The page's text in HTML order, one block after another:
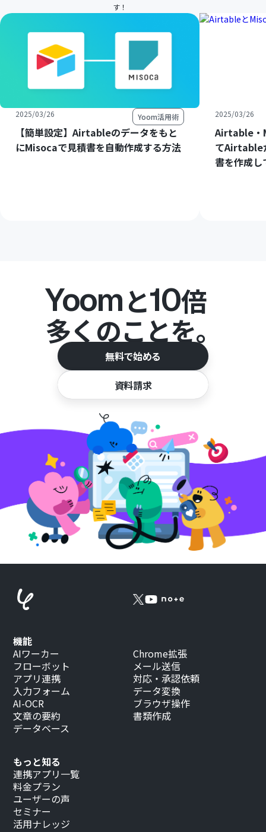
す！
2025/03/26 Yoom活用術
【簡単設定】Airtableのデータをもと
にMisocaで見積書を自動作成する方法
2025/03/26
Airtable・
てAirtable
書を作成
Yoomと10倍
多くのことを。
無料で始める
資料請求
もっと知る
連携アプリ一覧
料金プラン
ユーザーの声
セミナー
活用ナレッジ
機能
AIワーカー
フローボット
アプリ連携
入力フォーム
AI-OCR
文章の要約
データベース
Chrome拡張
メール送信
対応・承認依頼
データ変換
ブラウザ操作
書類作成